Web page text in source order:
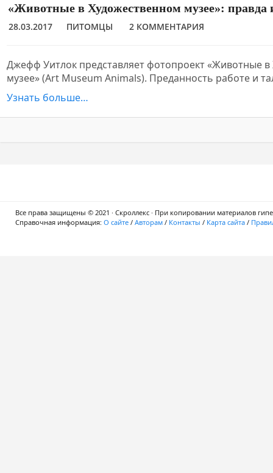
«Животные в Художественном музее»:
28.03.2017 ПИТОМЦЫ 2 КОММЕНТАРИЯ
Джефф Уитлок представляет фотопроект «Животные
музее» (Art Museum Animals). Преданность работе и
Узнать больше…
Все права защищены © 2021 · Скроллекс · При копировании материалов
Справочная информация: О сайте / Авторам / Контакты / Карта сайта /